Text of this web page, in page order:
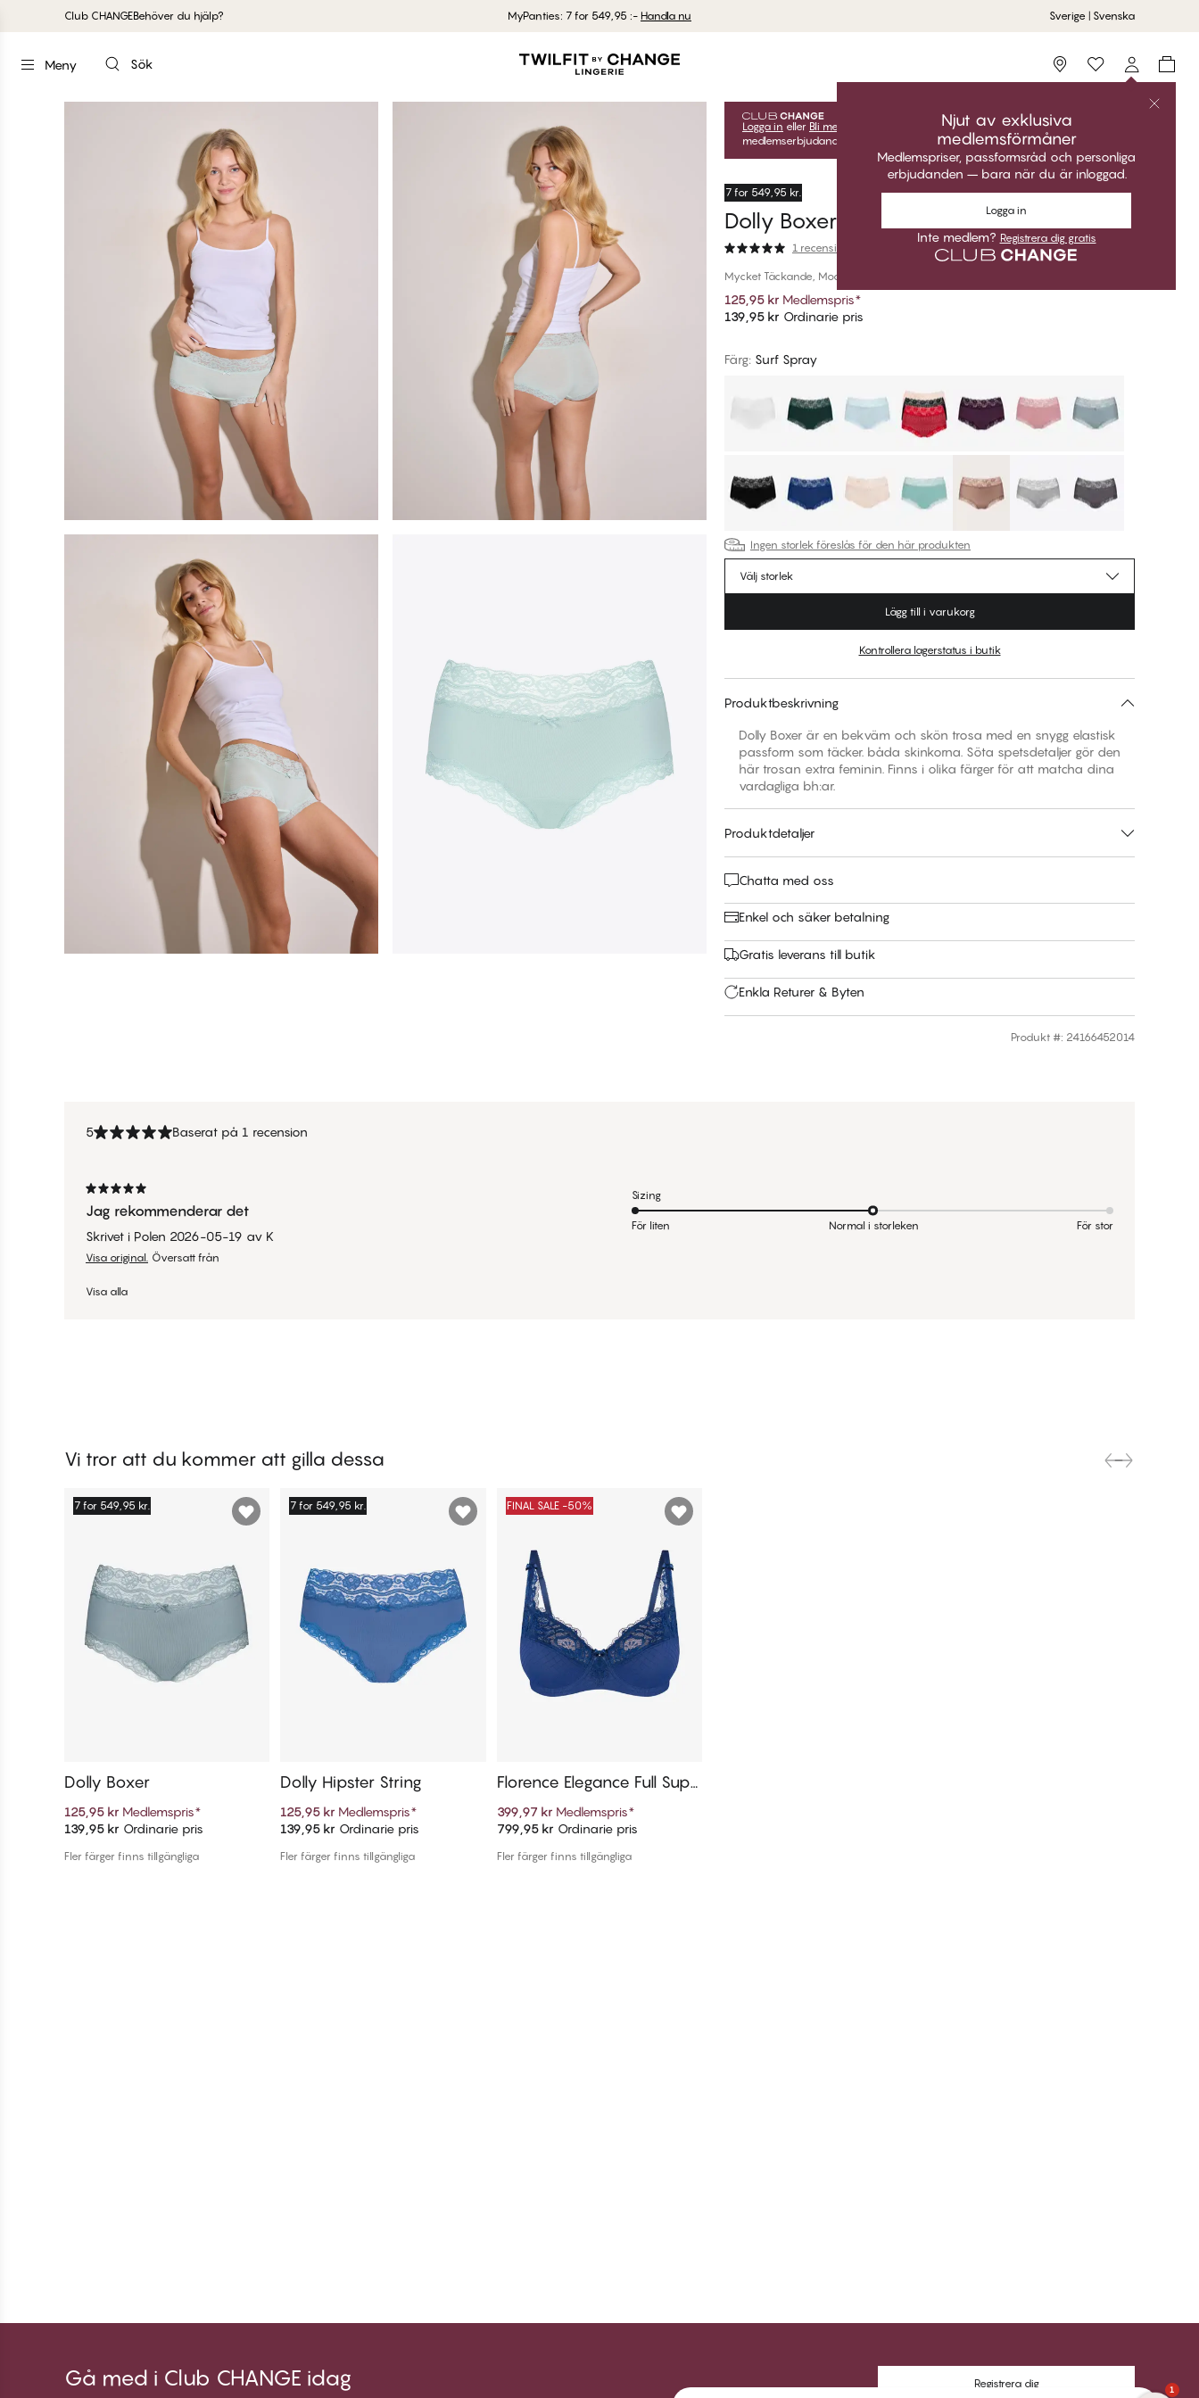
Club CHANGEBehöver du hjälp? MyPanties: 7 for 549,95 :- Handla nu Sverige | Svenska
Meny Sök Storefinder
Njut av exklusiva
medlemsförmåner
Medlemspriser, passformsråd och personliga
erbjudanden – bara när du är inloggad.
Logga in
Inte medlem? Registrera dig gratis
Logga in eller Bli medlem
gratis för att låsa upp dina exklusiva
medlemserbjudanden! Klubbpriser är endast giltiga när du är inloggad.
7 for 549,95 kr.
Dolly Boxer
1 recension
Mycket Täckande, Modal
125,95 kr Medlemspris*
139,95 kr Ordinarie pris
Färg: Surf Spray
Ingen storlek föreslås för den här produkten
Välj storlek
Lägg till i varukorg
Kontrollera lagerstatus i butik
Produktbeskrivning
Dolly Boxer är en bekväm och skön trosa med en snygg elastisk
passform som täcker. båda skinkorna. Söta spetsdetaljer gör den
här trosan extra feminin. Finns i olika färger för att matcha dina
vardagliga bh:ar.
Produktdetaljer
Chatta med oss
Enkel och säker betalning
Gratis leverans till butik
Enkla Returer & Byten
Produkt #: 24166452014
5 Baserat på 1 recension
Jag rekommenderar det
Skrivet i Polen 2026-05-19 av K
Visa original. Översatt från
Visa alla
Sizing
För liten Normal i storleken För stor
Vi tror att du kommer att gilla dessa
Lägg till i varukorg
7 for 549,95 kr.
Dolly Boxer
125,95 kr Medlemspris*
139,95 kr Ordinarie pris
Fler färger finns tillgängliga
Lägg till i varukorg
7 for 549,95 kr.
Dolly Hipster String
125,95 kr Medlemspris*
139,95 kr Ordinarie pris
Fler färger finns tillgängliga
Lägg till i varukorg
FINAL SALE -50%
Florence Elegance Full Supp
399,97 kr Medlemspris*
799,95 kr Ordinarie pris
Fler färger finns tillgängliga
Gå med i Club CHANGE idag Registrera dig 1